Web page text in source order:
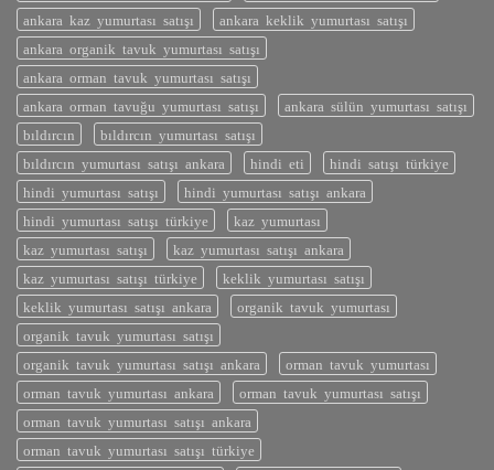
ankara kaz yumurtası satışı
ankara keklik yumurtası satışı
ankara organik tavuk yumurtası satışı
ankara orman tavuk yumurtası satışı
ankara orman tavuğu yumurtası satışı
ankara sülün yumurtası satışı
bıldırcın
bıldırcın yumurtası satışı
bıldırcın yumurtası satışı ankara
hindi eti
hindi satışı türkiye
hindi yumurtası satışı
hindi yumurtası satışı ankara
hindi yumurtası satışı türkiye
kaz yumurtası
kaz yumurtası satışı
kaz yumurtası satışı ankara
kaz yumurtası satışı türkiye
keklik yumurtası satışı
keklik yumurtası satışı ankara
organik tavuk yumurtası
organik tavuk yumurtası satışı
organik tavuk yumurtası satışı ankara
orman tavuk yumurtası
orman tavuk yumurtası ankara
orman tavuk yumurtası satışı
orman tavuk yumurtası satışı ankara
orman tavuk yumurtası satışı türkiye